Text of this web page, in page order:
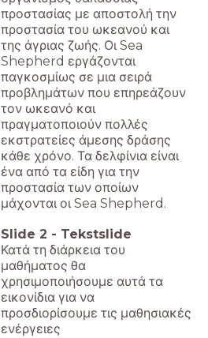
προστασίας με αποστολή την
προστασία του ωκεανού και
της άγριας ζωής. Οι Sea
Shepherd εργάζονται
παγκοσμίως σε μια σειρά
προβλημάτων που επηρεάζουν
τον ωκεανό και
πραγματοποιούν πολλές
εκστρατείες άμεσης δράσης
κάθε χρόνο. Τα δελφίνια είναι
ένα από τα είδη για την
προστασία των οποίων
μάχονται οι Sea Shepherd.
Slide 2 - Tekstslide
Κατά τη διάρκεια του
μαθήματος θα
χρησιμοποιήσουμε αυτά τα
εικονίδια για να
προσδιορίσουμε τις μαθησιακές
ενέργειες